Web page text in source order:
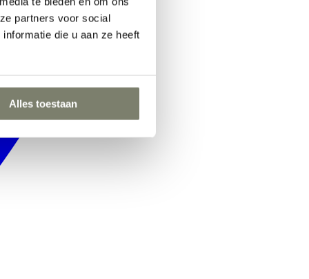
partners voor social
die u aan ze heeft
Alles toestaan